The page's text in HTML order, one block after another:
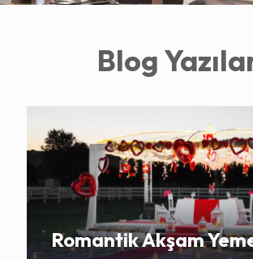
Blog
Romantik Akşam